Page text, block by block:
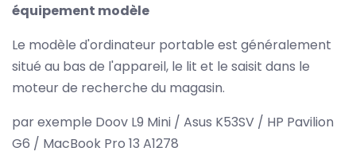
équipement modèle
Le modèle d'ordinateur portable est généralement
situé au bas de l'appareil, le lit et le saisit dans le
moteur de recherche du magasin.
par exemple Doov L9 Mini / Asus K53SV / HP Pavilion
G6 / MacBook Pro 13 A1278